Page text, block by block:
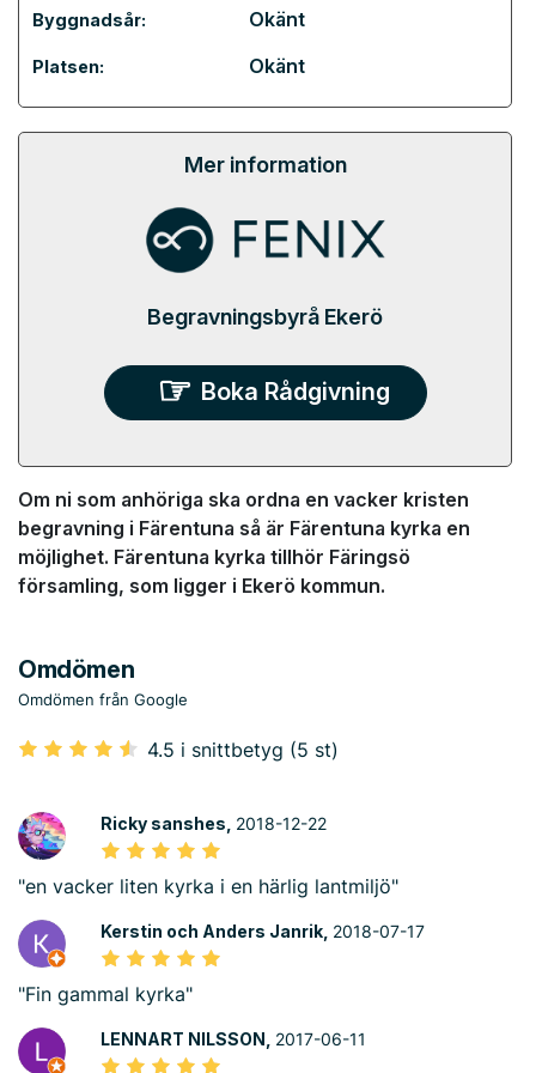
Byggnadsår: Okänt
Platsen: Okänt
Mer information
Begravningsbyrå Ekerö
Boka Rådgivning
Om ni som anhöriga ska ordna en vacker kristen
begravning i Färentuna så är Färentuna kyrka en
möjlighet. Färentuna kyrka tillhör Färingsö
församling, som ligger i Ekerö kommun.
Omdömen
Omdömen från Google
4.5 i snittbetyg (5 st)
Ricky sanshes, 2018-12-22
"en vacker liten kyrka i en härlig lantmiljö"
Kerstin och Anders Janrik, 2018-07-17
"Fin gammal kyrka"
LENNART NILSSON, 2017-06-11